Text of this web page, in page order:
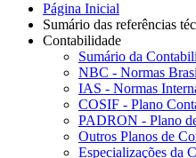
Página Inicial
Sumário das referências
Contabilidade
Sumário da
NBC - Normas
IAS - Normas
COSIF - Plano
PADRON - Plano
Outros Planos de
Especializações da